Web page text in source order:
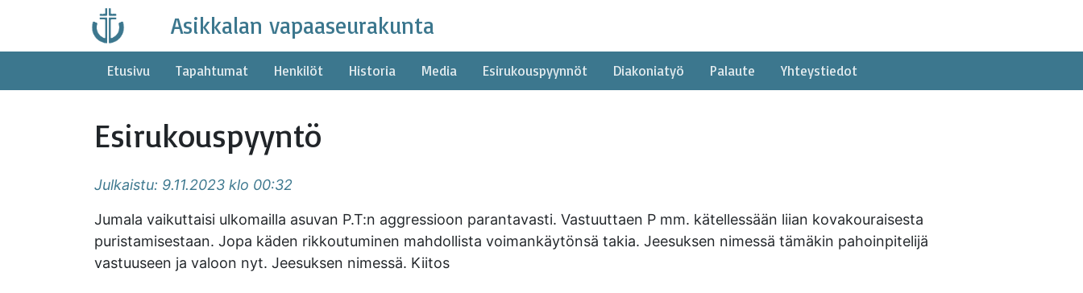
content
Asikkalan vapaaseurakunta
Etusivu Tapahtumat Henkilöt Historia Media Esirukouspyynnöt Diakoniatyö Palaute Yhteystiedot
Esirukouspyyntö
Julkaistu: 9.11.2023 klo 00:32
Jumala vaikuttaisi ulkomailla asuvan P.T:n aggressioon parantavasti. Vastuuttaen P mm. kätellessään liian kovakouraisesta
puristamisestaan. Jopa käden rikkoutuminen mahdollista voimankäytönsä takia. Jeesuksen nimessä tämäkin pahoinpitelijä
vastuuseen ja valoon nyt. Jeesuksen nimessä. Kiitos